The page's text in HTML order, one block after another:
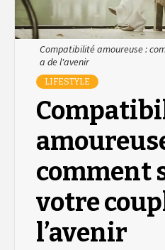
Compatibilité amoureuse :
a de l'avenir
LIFESTYLE
comment
votre
l’avenir